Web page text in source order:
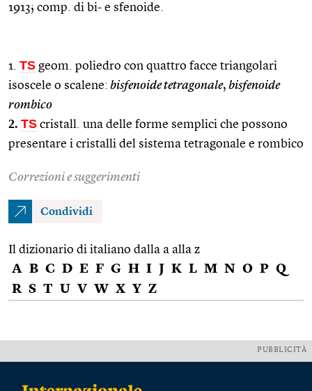
1913; comp. di bi- e sfenoide.
1. TS geom. poliedro con quattro facce triangolari
isoscele o scalene: bisfenoide tetragonale, bisfenoide
rombico
2. TS cristall. una delle forme semplici che possono
presentare i cristalli del sistema tetragonale e rombico
Correzioni e suggerimenti
Condividi
Il dizionario di italiano dalla a alla z
A B C D E F G H I J K L M N O P Q
R S T U V W X Y Z
PUBBLICITÀ